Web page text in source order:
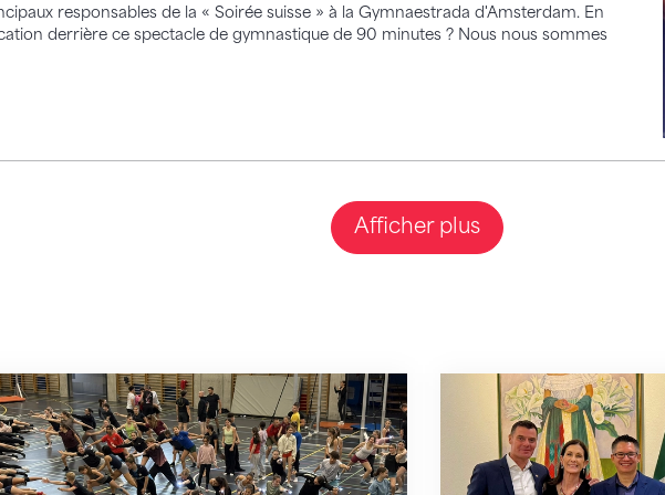
responsables de la « Soirée suisse » à la Gymnaestrada d'Amsterdam. En
derrière ce spectacle de gymnastique de 90 minutes ? Nous nous sommes
Afficher plus
: 130 gymnastes vaudois en route vers Lisbonne«Gymnastics for All»